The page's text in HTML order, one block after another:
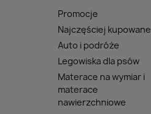
Promocje
Najczęściej kupowane
Auto i podróże
Legowiska dla psów
Materace na wymiar i
materace
nawierzchniowe